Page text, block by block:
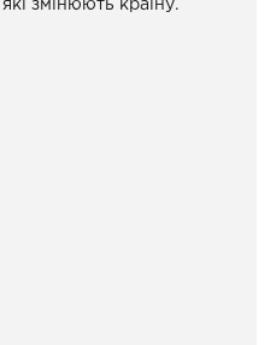
які змінюють країну.